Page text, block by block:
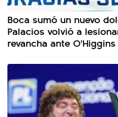
Boca sumó un nuevo
Palacios volvió a
revancha ante O'Higgins